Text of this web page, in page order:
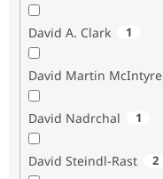
David A. Clark 1
David Martin McIntyre
David Nadrchal 1
David Steindl-Rast 2